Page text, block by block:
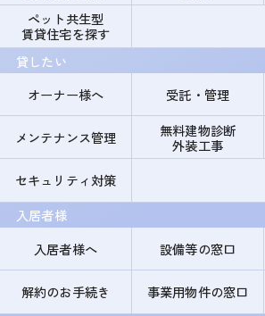
ペット共生型
賃貸住宅を探す
貸したい
オーナー様へ
受託・管理
メンテナンス管理
無料建物診断
外装工事
セキュリティ対策
入居者様
入居者様へ
設備等の窓口
解約のお手続き
事業用物件の窓口